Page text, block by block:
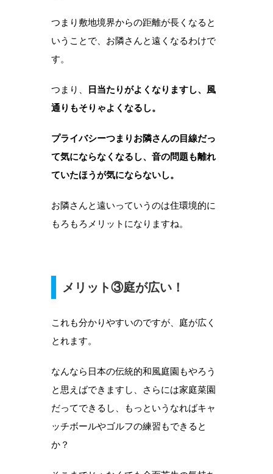
つまり敷地境界からの距離が長くなると
いうことで、お隣さんと遠くなるわけで
す。
つまり、
日当たりがよくなりますし、風
通りもそりゃよくなるし。
プライバシーつまりお隣さんの目線だっ
て気にならなくなるし、音の問題も離れ
ていたほうが気にならないし。
お隣さんと遠いっていうのは住環境的に
もろもろメリットになりますね。
メリット③庭が広い！
これも分かりやすいのですが、庭が広く
とれます。
なんなら日本の伝統的和風庭園もやろう
と思えばできますし、さらには家庭菜園
だってできるし、もっというなればキャ
ッチボールやゴルフの練習もできると
か？